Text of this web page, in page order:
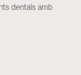
dentals amb